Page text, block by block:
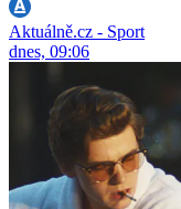
Aktuálně.cz - Sport
dnes, 09:06